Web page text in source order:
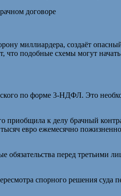
миллиардера, создаёт
подобные схемы могут начать
по форме 3-НДФЛ. Это
приобщила к делу брачный
евро ежемесячно
обязательства перед третьими
спорного решения суда